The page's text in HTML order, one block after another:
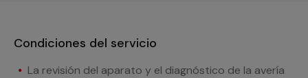
Condiciones del servicio
La revisión del aparato y el diagnóstico de la avería